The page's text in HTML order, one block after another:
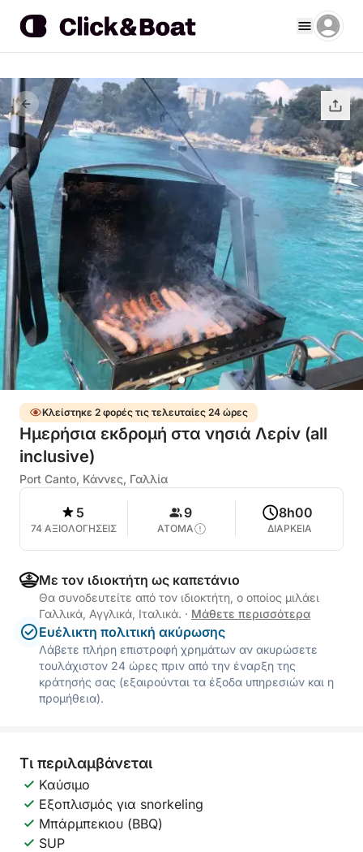
Κλείστηκε 2 φορές τις τελευταίες 24 ώρες
Ημερήσια εκδρομή στα νησιά Λερίν (all
inclusive)
Port Canto, Κάννες, Γαλλία
5
74 ΑΞΙΟΛΟΓΗΣΕΙΣ
9
ΑΤΟΜΑ
8h00
ΔΙΑΡΚΕΙΑ
Με τον ιδιοκτήτη ως καπετάνιο
Θα συνοδευτείτε από τον ιδιοκτήτη, ο οποίος μιλάει
Γαλλικά, Αγγλικά, Ιταλικά. · Μάθετε περισσότερα
Ευέλικτη πολιτική ακύρωσης
Λάβετε πλήρη επιστροφή χρημάτων αν ακυρώσετε
τουλάχιστον 24 ώρες πριν από την έναρξη της
κράτησής σας (εξαιρούνται τα έξοδα υπηρεσιών και η
προμήθεια).
Τι περιλαμβάνεται
Καύσιμο
Εξοπλισμός για snorkeling
Μπάρμπεκιου (BBQ)
SUP